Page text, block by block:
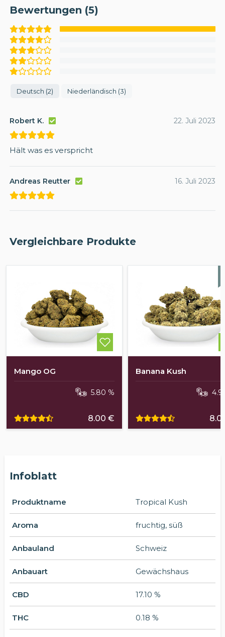
Bewertungen (5)
Deutsch (2) Niederländisch (3)
Robert K. 22. Juli 2023
Hält was es verspricht
Andreas Reutter 16. Juli 2023
Vergleichbare Produkte
Mango OG
5.80 %
8.00 €
Banana Kush
Infoblatt
Produktname Tropical Kush
Aroma fruchtig, süß
Anbauland Schweiz
Anbauart Gewächshaus
CBD 17.10 %
THC 0.18 %